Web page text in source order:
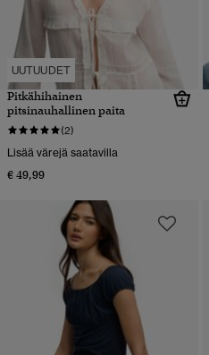
UUTUUDET
Pitkähihainen
pitsinauhallinen paita
(2)
Lisää värejä saatavilla
€ 49,99